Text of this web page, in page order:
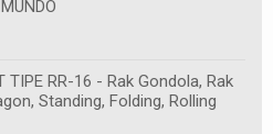
TIPE RR-16 - Rak Gondola, Rak
Standing, Folding, Rolling